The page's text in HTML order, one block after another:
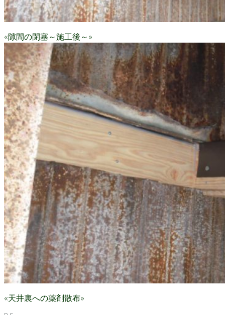
«隙間の閉塞～施工後～»
«天井裏への薬剤散布»